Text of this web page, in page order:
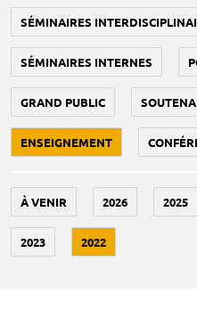
SÉMINAIRES
SÉMINAIRES INTERNES
GRAND PUBLIC
ENSEIGNEMENT
À VENIR 2026 2025
2023 2022